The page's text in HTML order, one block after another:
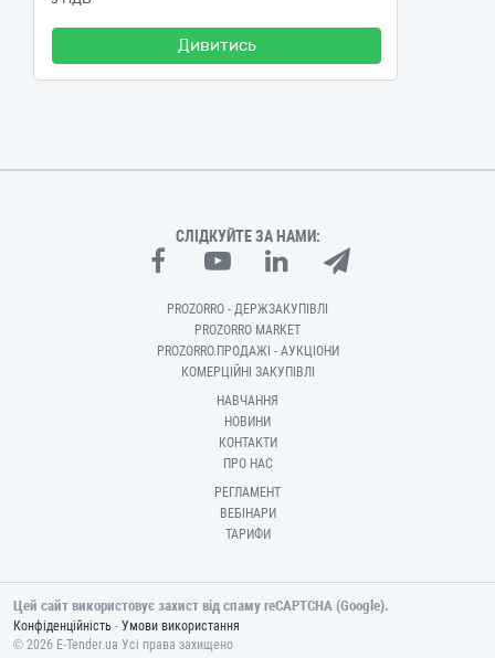
Дивитись
СЛІДКУЙТЕ ЗА НАМИ:
PROZORRO - ДЕРЖЗАКУПІВЛІ
PROZORRO MARKET
PROZORRO.ПРОДАЖІ - АУКЦІОНИ
КОМЕРЦІЙНІ ЗАКУПІВЛІ
НАВЧАННЯ
НОВИНИ
КОНТАКТИ
ПРО НАС
РЕГЛАМЕНТ
ВЕБІНАРИ
ТАРИФИ
Цей сайт використовує захист від спаму reCAPTCHA (Google).
Конфіденційність - Умови використання
© 2026 E-Tender.ua Усі права захищено